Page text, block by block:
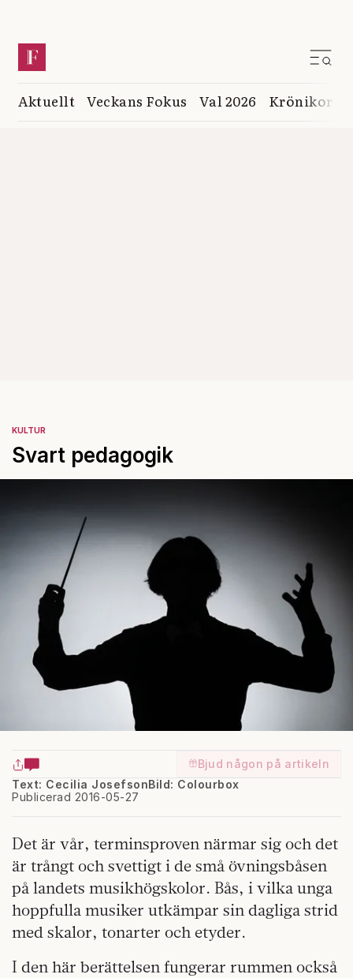
Aktuellt Veckans Fokus Val 2026 Krönikor
KULTUR
Svart pedagogik
Bjud någon på artikeln
Text: Cecilia Josefson
Publicerad 2016-05-27
Bild: Colourbox
Det är vår, terminsproven närmar sig och det
är trångt och svettigt i de små övningsbåsen
på landets musikhögskolor. Bås, i vilka unga
hoppfulla musiker utkämpar sin dagliga strid
med skalor, tonarter och etyder.
I den här berättelsen fungerar rummen också